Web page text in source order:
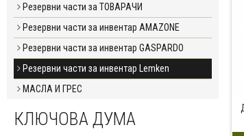
Резервни части за ТОВАРАЧИ
Резервни части за инвентар AMAZONE
Резервни части за инвентар GASPARDO
Резервни части за инвентар Lemken
МАСЛА И ГРЕС
КЛЮЧОВА ДУМА